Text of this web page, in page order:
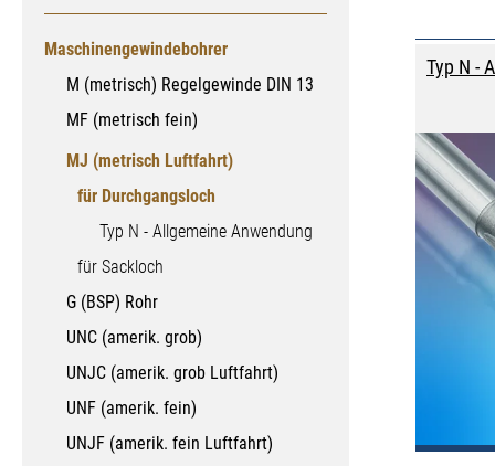
Maschinengewindebohrer
M (metrisch) Regelgewinde DIN 13
MF (metrisch fein)
MJ (metrisch Luftfahrt)
für Durchgangsloch
Typ N - Allgemeine Anwendung
für Sackloch
G (BSP) Rohr
UNC (amerik. grob)
UNJC (amerik. grob Luftfahrt)
UNF (amerik. fein)
UNJF (amerik. fein Luftfahrt)
Typ N -